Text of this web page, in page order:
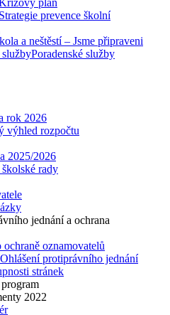
plán
prevence školní
a neštěstí – Jsme připraveni
službyPoradenské služby
rok 2026
výhled rozpočtu
2025/2026
rady
jednání a ochrana
ochraně oznamovatelů
protiprávního jednání
stránek
2022